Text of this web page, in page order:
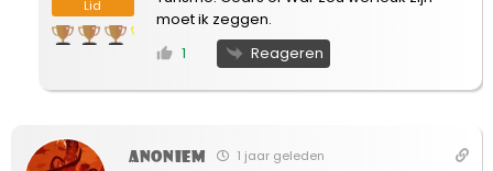
Lid
moet ik zeggen.
1
Reageren
Anoniem 1 jaar geleden